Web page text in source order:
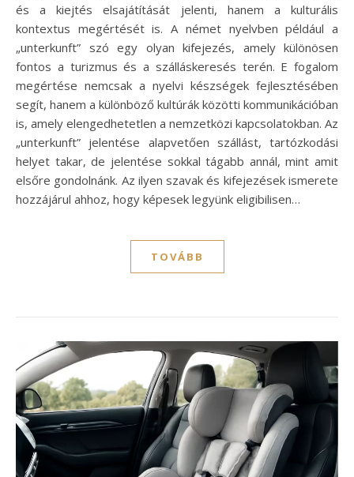
és a kiejtés elsajátítását jelenti, hanem a kulturális
kontextus megértését is. A német nyelvben például a
„unterkunft” szó egy olyan kifejezés, amely különösen
fontos a turizmus és a szálláskeresés terén. E fogalom
megértése nemcsak a nyelvi készségek fejlesztésében
segít, hanem a különböző kultúrák közötti kommunikációban
is, amely elengedhetetlen a nemzetközi kapcsolatokban. Az
„unterkunft” jelentése alapvetően szállást, tartózkodási
helyet takar, de jelentése sokkal tágabb annál, mint amit
elsőre gondolnánk. Az ilyen szavak és kifejezések ismerete
hozzájárul ahhoz, hogy képesek legyünk eligibilisen…
TOVÁBB